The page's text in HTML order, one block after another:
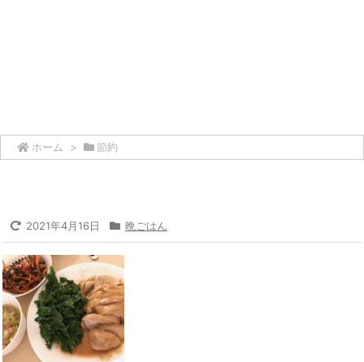
ホーム > 節約
2021年4月16日 晩ごはん